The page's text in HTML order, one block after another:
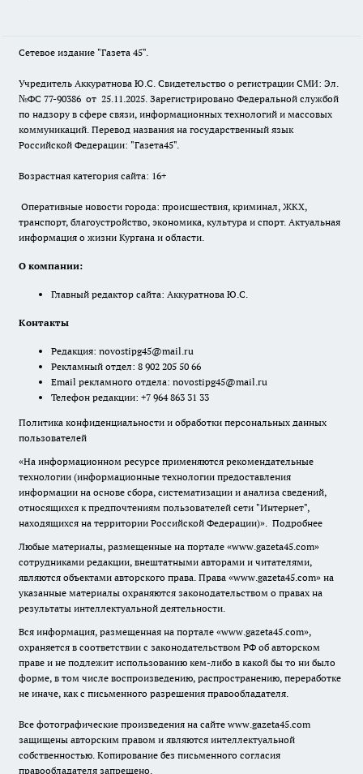
Сетевое издание "Газета 45".
Учредитель Аккуратнова Ю.С. Свидетельство о регистрации СМИ: Эл.
№ФС 77-90386 от 25.11.2025. Зарегистрировано Федеральной службой
по надзору в сфере связи, информационных технологий и массовых
коммуникаций. Перевод названия на государственный язык
Российской Федерации: "Газета45".
Возрастная категория сайта: 16+
Оперативные новости города: происшествия, криминал, ЖКХ,
транспорт, благоустройство, экономика, культура и спорт. Актуальная
информация о жизни Кургана и области.
О компании:
Главный редактор сайта: Аккуратнова Ю.С.
Контакты
Редакция: novostipg45@mail.ru
Рекламный отдел: 8 902 205 50 66
Email рекламного отдела: novostipg45@mail.ru
Телефон редакции: +7 964 863 31 33
Политика конфиденциальности и обработки персональных данных
пользователей
«На информационном ресурсе применяются рекомендательные
технологии (информационные технологии предоставления
информации на основе сбора, систематизации и анализа сведений,
относящихся к предпочтениям пользователей сети "Интернет",
находящихся на территории Российской Федерации)». Подробнее
Любые материалы, размещенные на портале «www.gazeta45.com»
сотрудниками редакции, внештатными авторами и читателями,
являются объектами авторского права. Права «www.gazeta45.com» на
указанные материалы охраняются законодательством о правах на
результаты интеллектуальной деятельности.
Вся информация, размещенная на портале «www.gazeta45.com»,
охраняется в соответствии с законодательством РФ об авторском
праве и не подлежит использованию кем-либо в какой бы то ни было
форме, в том числе воспроизведению, распространению, переработке
не иначе, как с письменного разрешения правообладателя.
Все фотографические произведения на сайте www.gazeta45.com
защищены авторским правом и являются интеллектуальной
собственностью. Копирование без письменного согласия
правообладателя запрещено.